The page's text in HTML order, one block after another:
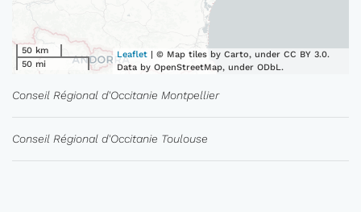
50 km
50 mi
Leaflet | © Map tiles by Carto, under CC BY 3.0.
Data by OpenStreetMap, under ODbL.
Conseil Régional d'Occitanie Montpellier
Conseil Régional d'Occitanie Toulouse